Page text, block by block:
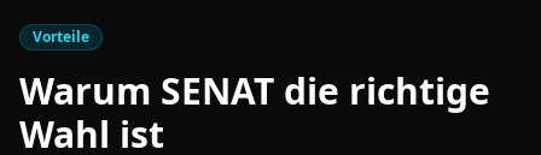
Vorteile
Warum SENAT die richtige
Wahl ist